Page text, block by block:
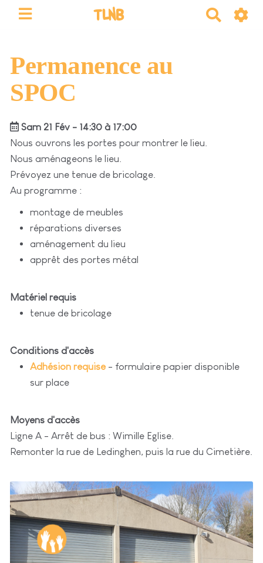
TLNB
Permanence au
SPOC
Sam 21 Fév - 14:30 à 17:00
Nous ouvrons les portes pour montrer le lieu.
Nous aménageons le lieu.
Prévoyez une tenue de bricolage.
Au programme :
montage de meubles
réparations diverses
aménagement du lieu
apprêt des portes métal
Matériel requis
tenue de bricolage
Conditions d'accès
Adhésion requise- formulaire papier disponible
sur place
Moyens d'accès
Ligne A - Arrêt de bus : Wimille Eglise.
Remonter la rue de Ledinghen, puis la rue du Cimetière.